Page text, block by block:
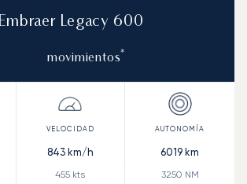
Embraer Legacy 600
movimientos*
843km/h
455 kts
6019 km
3250 NM